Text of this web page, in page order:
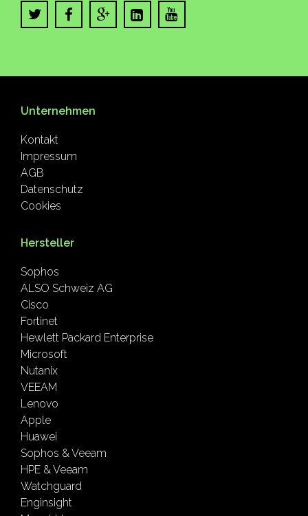
Unternehmen
Kontakt
Impressum
AGB
Datenschutz
Cookies
Hersteller
Sophos
ALSO Schweiz AG
Cisco
Fortinet
Hewlett Packard Enterprise
Microsoft
Nutanix
VEEAM
Lenovo
Apple
Huawei
Sophos & Veeam
HPE & Veeam
Watchguard
Enginsight